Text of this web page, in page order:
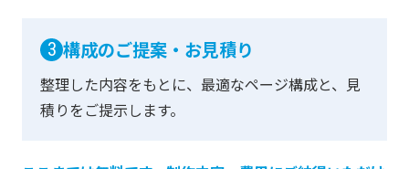
3 構成のご提案・お見積り
整理した内容をもとに、最適なページ構成と、 見
積りをご提示します。